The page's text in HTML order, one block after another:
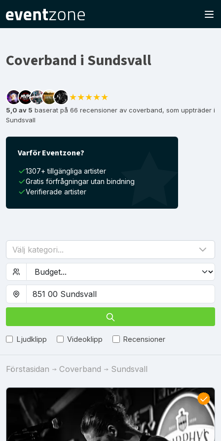
Coverband i Sundsvall
★★★★★
5,0 av 5 baserat på 66 recensioner av coverband, som uppträder i
Sundsvall
Varför Eventzone?
1307+ tillgängliga artister
Gratis förfrågningar utan bindning
Verifierade artister
Välj kategori...
Ljudklipp Videoklipp Recensioner
Förstasidan Coverband Sundsvall